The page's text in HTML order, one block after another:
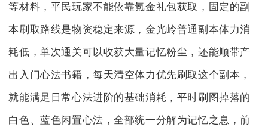
等材料，平民玩家不能依靠氪金礼包获取，固定的副
本刷取路线是物资稳定来源，金光岭普通副本体力消
耗低，单次通关可以收获大量记忆粉尘，还能顺带产
出入门心法书籍，每天清空体力优先刷取这个副本，
就能满足日常心法进阶的基础消耗，平时刷图掉落的
白色、蓝色闲置心法，全部统一分解为记忆之息，前